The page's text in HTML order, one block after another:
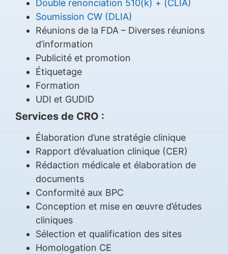
Double renonciation 510(k) + (CLIA)
Soumission CW (DLIA)
Réunions de la FDA – Diverses réunions
d’information
Publicité et promotion
Étiquetage
Formation
UDI et GUDID
Services de CRO :
Élaboration d’une stratégie clinique
Rapport d’évaluation clinique (CER)
Rédaction médicale et élaboration de
documents
Conformité aux BPC
Conception et mise en œuvre d’études
cliniques
Sélection et qualification des sites
Homologation CE